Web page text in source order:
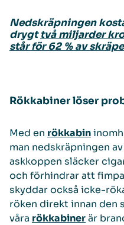
Nedskräpningen
drygttvå miljarder
står för 62 % av
Rökkabiner löser
Med en rökkabin
man nedskräpningen
askkoppen släcker
och förhindrar att
skyddar också icke-
röken direkt innan den
våra rökkabinerär